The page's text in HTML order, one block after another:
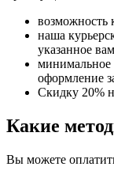
возможность
наша
указанное
минимальное
оформление
Скидку 20%
Какие
Вы можете